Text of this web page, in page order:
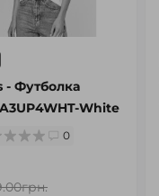
- Футболка
White
0